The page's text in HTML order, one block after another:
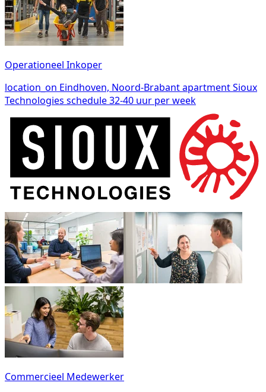
Operationeel Inkoper
location_on Eindhoven, Noord-BrabantapartmentSioux
Technologies schedule32-40 uur per week
Commercieel Medewerker